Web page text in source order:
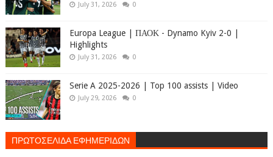
July 31, 2026 0
Europa League | ΠΑΟΚ - Dynamo Kyiv 2-0 |
Highlights
July 31, 2026 0
Serie A 2025-2026 | Top 100 assists | Video
July 29, 2026 0
ΠΡΩΤΟΣΕΛΙΔΑ ΕΦΗΜΕΡΙΔΩΝ